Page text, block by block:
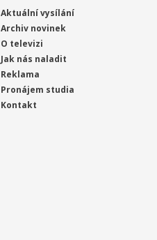
Aktuální vysílání
Archiv novinek
O televizi
Jak nás naladit
Reklama
Pronájem studia
Kontakt